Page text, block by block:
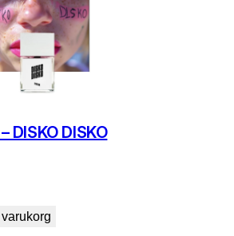
DISKO DISKO